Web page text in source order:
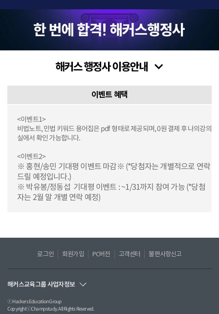
이벤트 혜택
<이벤트1>
비법노트, 민법 키워드 용어집은 pdf 형태로 제공되며, 0원 결제 후 나의강의
실에서 확인 가능합니다.
<이벤트2>
※ 홍현/송민 기대평 이벤트 마감※ (*당첨자는 개별적으로 연락
드릴 예정입니다.)
※ 박유봉/정동섭 기대평 이벤트 : ~1/31까지 참여 가능 (*당첨
자는 2월 말 개별 연락 예정)
로그인 회원가입 PC버전 고객센터 불편사항신고
해커스교육그룹 사업자정보
ⓒ Hackers Education Group
CopyrightⓒChampstudy. All Rights Reserved.